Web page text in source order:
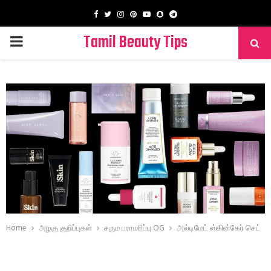
Facebook
TwitterInstagram
PinterestYoutube
SnapchatTelegram
PRIMARY
Tamil Beauty Tips
Home அழகு குறிப்புகள் சரும பராமரிப்பு OG அல்டிமேட் ஸ்கின்கேர் செட்